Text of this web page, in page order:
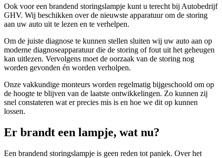
Ook voor een brandend storingslampje kunt u terecht bij Autobedrijf
GHV. Wij beschikken over de nieuwste apparatuur om de storing
aan uw auto uit te lezen en te verhelpen.
Om de juiste diagnose te kunnen stellen sluiten wij uw auto aan op
moderne diagnoseapparatuur die de storing of fout uit het geheugen
kan uitlezen. Vervolgens moet de oorzaak van de storing nog
worden gevonden én worden verholpen.
Onze vakkundige monteurs worden regelmatig bijgeschoold om op
de hoogte te blijven van de laatste ontwikkelingen. Zo kunnen zij
snel constateren wat er precies mis is en hoe we dit op kunnen
lossen.
Er brandt een lampje, wat nu?
Een brandend storingslampje is geen reden tot paniek. Over het